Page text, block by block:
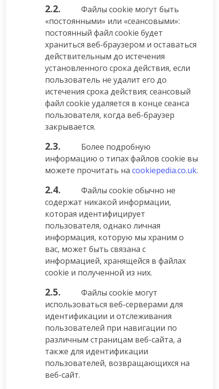
2.2.
Файлы cookie могут быть
«постоянными» или «сеансовыми»:
постоянный файл cookie будет
храниться веб-браузером и оставаться
действительным до истечения
установленного срока действия, если
пользователь не удалит его до
истечения срока действия; сеансовый
файл cookie удаляется в конце сеанса
пользователя, когда веб-браузер
закрывается.
2.3.
Более подробную
информацию о типах файлов cookie вы
можете прочитать на cookiepedia.co.uk.
2.4.
Файлы cookie обычно не
содержат никакой информации,
которая идентифицирует
пользователя, однако личная
информация, которую мы храним о
вас, может быть связана с
информацией, хранящейся в файлах
cookie и полученной из них.
2.5.
Файлы cookie могут
использоваться веб-серверами для
идентификации и отслеживания
пользователей при навигации по
различным страницам веб-сайта, а
также для идентификации
пользователей, возвращающихся на
веб-сайт.